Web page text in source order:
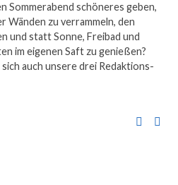
Sommerabend schöneres geben,
Wänden zu verrammeln, den
und statt Sonne, Freibad und
im eigenen Saft zu genießen?
auch unsere drei Redaktions-